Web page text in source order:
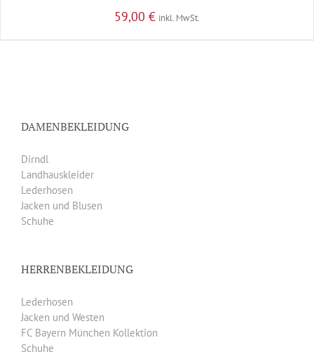
59,00 € inkl. MwSt.
DAMENBEKLEIDUNG
Dirndl
Landhauskleider
Lederhosen
Jacken und Blusen
Schuhe
HERRENBEKLEIDUNG
Lederhosen
Jacken und Westen
FC Bayern München Kollektion
Schuhe